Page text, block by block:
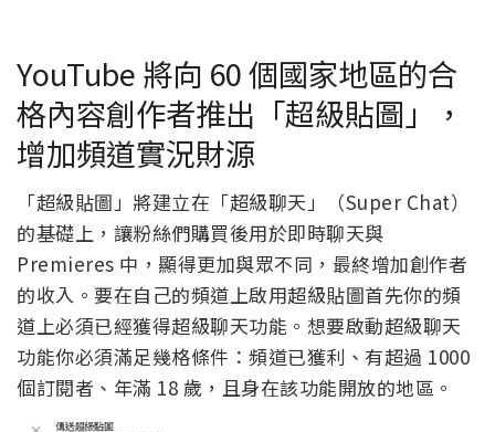
YouTube 將向 60 個國家地區的合
格內容創作者推出「超級貼圖」，
增加頻道實況財源
「超級貼圖」將建立在「超級聊天」（Super Chat）
的基礎上，讓粉絲們購買後用於即時聊天與
Premieres 中，顯得更加與眾不同，最終增加創作者
的收入。要在自己的頻道上啟用超級貼圖首先你的頻
道上必須已經獲得超級聊天功能。想要啟動超級聊天
功能你必須滿足幾格條件：頻道已獲利、有超過 1000
個訂閱者、年滿 18 歲，且身在該功能開放的地區。